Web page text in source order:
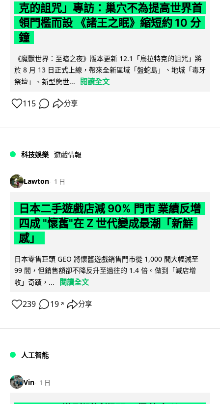
克的詛咒」專訪：巢穴不為提高世界首
領門檻而設 《諸王之眠》縮短約 10 分
鐘
《魔獸世界：至暗之夜》版本更新 12.1「烏拉特克的詛咒」將
於 8 月 13 日正式上線，帶來全新區域「盤蛇島」、地城「毒牙
祭壇」、新型態世...
閱讀全文
115 分享
科技娛樂 遊戲情報
Lawton 1 日
日本二手遊戲店減 90% 門市 業績反增
四成 "懷舊"在 Z 世代變成最潮「新鮮
感」
日本零售巨頭 GEO 將懷舊遊戲銷售門市從 1,000 間大幅減至
99 間，但銷售額卻不降反升至過往的 1.4 倍。做到「減店增
收」奇蹟，...
閱讀全文
239 19 ↗ 分享
人工智能
Vin 1 日